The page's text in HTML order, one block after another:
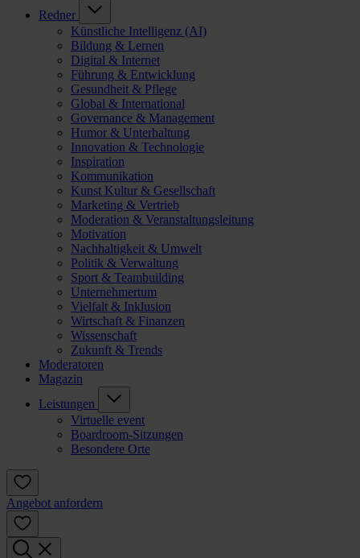
Redner
Künstliche Intelligenz (AI)
Bildung & Lernen
Digital & Internet
Führung & Entwicklung
Gesundheit & Pflege
Global & International
Governance & Management
Humor & Unterhaltung
Innovation & Technologie
Inspiration
Kommunikation
Kunst Kultur & Gesellschaft
Marketing & Vertrieb
Moderation & Veranstaltungsleitung
Motivation
Nachhaltigkeit & Umwelt
Politik & Verwaltung
Sport & Teambuilding
Unternehmertum
Vielfalt & Inklusion
Wirtschaft & Finanzen
Wissenschaft
Zukunft & Trends
Moderatoren
Magazin
Leistungen
Virtuelle event
Boardroom-Sitzungen
Besondere Orte
Angebot anfordern